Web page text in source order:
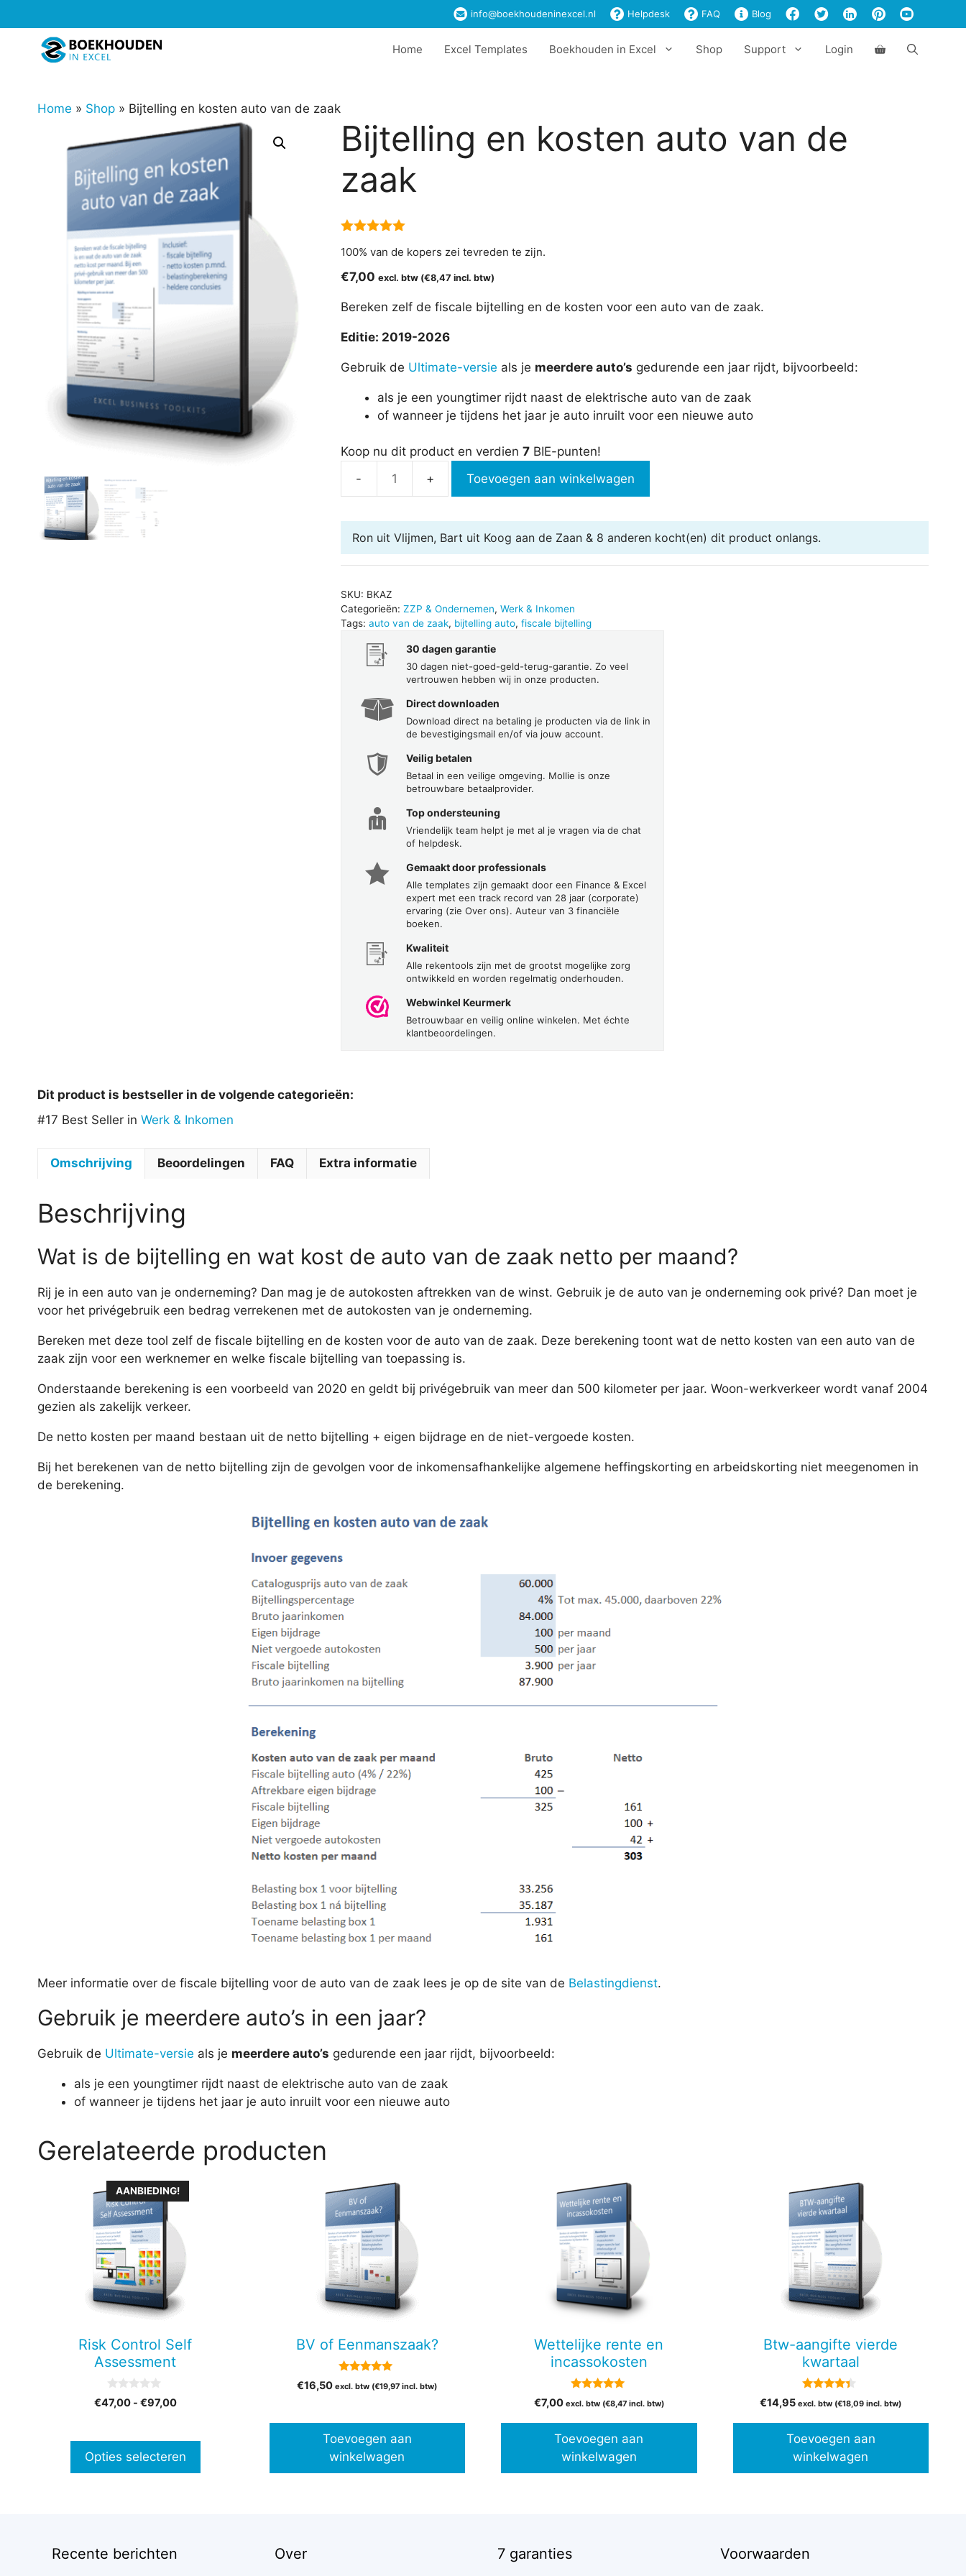
naar
info@boekhoudeninexcel.nl Helpdesk FAQ Blog
Home Excel Templates Boekhouden in Excel Shop Support Login
Home » Shop » Bijtelling en kosten auto van de zaak
Bijtelling en kosten auto van de
zaak
100% van de kopers zei tevreden te zijn.
€7,00 excl. btw (€8,47 incl. btw)
Bereken zelf de fiscale bijtelling en de kosten voor een auto van de zaak.
Editie: 2019-2026
Gebruik de Ultimate-versie als je meerdere auto’s gedurende een jaar rijdt, bijvoorbeeld:
als je een youngtimer rijdt naast de elektrische auto van de zaak
of wanneer je tijdens het jaar je auto inruilt voor een nieuwe auto
Koop nu dit product en verdien 7BIE-punten!
kosten
auto
van
zaak
aantal
Toevoegen aan winkelwagen
Ron uit Vlijmen, Bart uit Koog aan de Zaan & 8 anderenkocht(en) dit product onlangs.
SKU: BKAZ
Categorieën: ZZP & Ondernemen, Werk & Inkomen
Tags: auto van de zaak, bijtelling auto, fiscale bijtelling
30 dagen garantie
30 dagen niet-goed-geld-terug-garantie. Zo veel
vertrouwen hebben wij in onze producten.
Direct downloaden
Download direct na betaling je producten via de link in
de bevestigingsmail en/of via jouw account.
Veilig betalen
Betaal in een veilige omgeving. Mollie is onze
betrouwbare betaalprovider.
Top ondersteuning
Vriendelijk team helpt je met al je vragen via de chat
of helpdesk.
Gemaakt door professionals
Alle templates zijn gemaakt door een Finance & Excel
expert met een track record van 28 jaar (corporate)
ervaring (zie Over ons). Auteur van 3 financiële
boeken.
Kwaliteit
Alle rekentools zijn met de grootst mogelijke zorg
ontwikkeld en worden regelmatig onderhouden.
Webwinkel Keurmerk
Betrouwbaar en veilig online winkelen. Met échte
klantbeoordelingen.
Dit product is bestseller in de volgende categorieën:
#17 Best Seller in Werk & Inkomen
Omschrijving Beoordelingen FAQ Extra informatie
Beschrijving
Wat is de bijtelling en wat kost de auto van de zaak netto per maand?
Rij je in een auto van je onderneming? Dan mag je de autokosten aftrekken van de winst. Gebruik je de auto van je onderneming ook privé? Dan moet je
voor het privégebruik een bedrag verrekenen met de autokosten van je onderneming.
Bereken met deze tool zelf de fiscale bijtelling en de kosten voor de auto van de zaak. Deze berekening toont wat de netto kosten van een auto van de
zaak zijn voor een werknemer en welke fiscale bijtelling van toepassing is.
Onderstaande berekening is een voorbeeld van 2020 en geldt bij privégebruik van meer dan 500 kilometer per jaar. Woon-werkverkeer wordt vanaf 2004
gezien als zakelijk verkeer.
De netto kosten per maand bestaan uit de netto bijtelling + eigen bijdrage en de niet-vergoede kosten.
Bij het berekenen van de netto bijtelling zijn de gevolgen voor de inkomensafhankelijke algemene heffingskorting en arbeidskorting niet meegenomen in
de berekening.
Meer informatie over de fiscale bijtelling voor de auto van de zaak lees je op de site van de Belastingdienst.
Gebruik je meerdere auto’s in een jaar?
Gebruik de Ultimate-versie als je meerdere auto’s gedurende een jaar rijdt, bijvoorbeeld:
als je een youngtimer rijdt naast de elektrische auto van de zaak
of wanneer je tijdens het jaar je auto inruilt voor een nieuwe auto
Gerelateerde producten
AANBIEDING!
Risk Control Self
Assessment
0
v
€47,00 - €97,00Prijsklasse:
Opties selecteren
worden
productpagina
BV of Eenmanszaak?
van 5
€16,50 excl. btw (€19,97 incl. btw)
Toevoegen aan
winkelwagen
Wettelijke rente en
incassokosten
van 5
€7,00 excl. btw (€8,47incl. btw)
Toevoegen aan
winkelwagen
Btw-aangifte vierde
kwartaal
van 5
€14,95 excl. btw (€18,09 incl. btw)
Toevoegen aan
winkelwagen
Recente berichten Over 7 garanties Voorwaarden
kosten
auto